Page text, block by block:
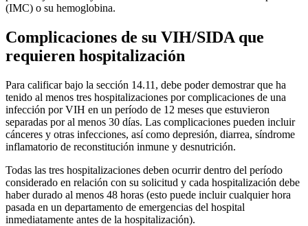
(IMC) o su hemoglobina.
Complicaciones de su VIH/SIDA que
requieren hospitalización
Para calificar bajo la sección 14.11, debe poder demostrar que ha
tenido al menos tres hospitalizaciones por complicaciones de una
infección por VIH en un período de 12 meses que estuvieron
separadas por al menos 30 días. Las complicaciones pueden incluir
cánceres y otras infecciones, así como depresión, diarrea, síndrome
inflamatorio de reconstitución inmune y desnutrición.
Todas las tres hospitalizaciones deben ocurrir dentro del período
considerado en relación con su solicitud y cada hospitalización debe
haber durado al menos 48 horas (esto puede incluir cualquier hora
pasada en un departamento de emergencias del hospital
inmediatamente antes de la hospitalización).